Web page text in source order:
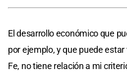
El desarrollo económico que
por ejemplo, y que puede
Fe, no tiene relación a mi